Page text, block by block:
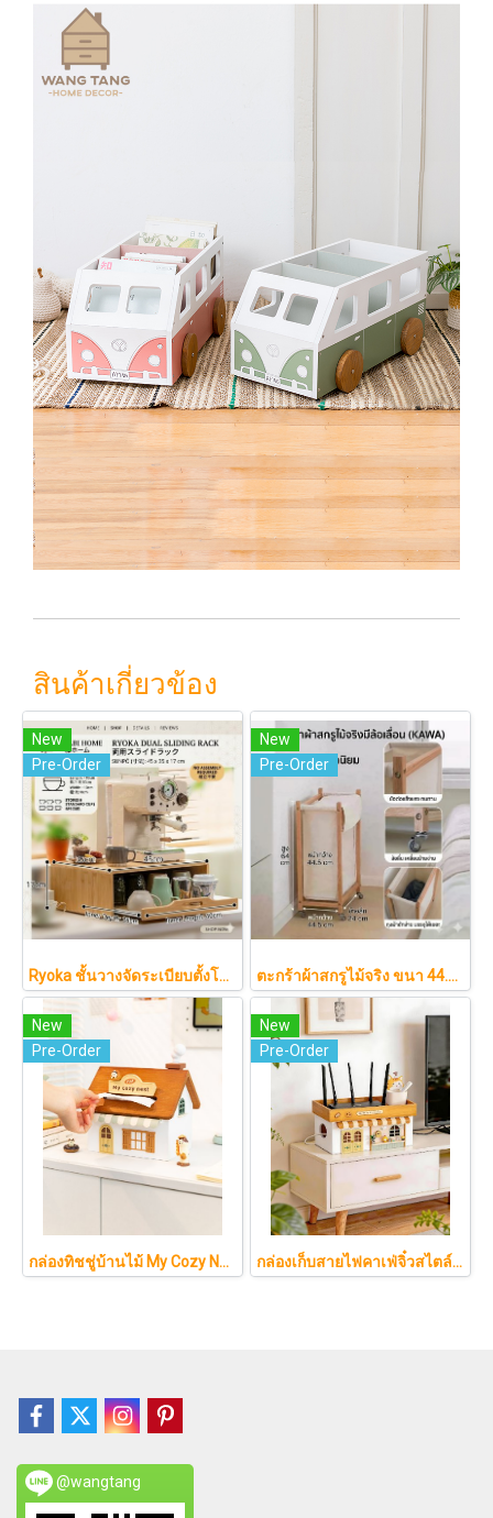
สินค้าเกี่ยวข้อง
New
Pre-Order
Ryoka ชั้นวางจัดระเบียบตั้งโต๊ะ 2 ชั้น สไตล์มินิมอล-ญี่ปุ่น ลิ้นชักเลื่อน ลิ้นชักเก็บแก้ว วัสดุไม้ธรรมชาติ ไม่ต้องประกอบ ประหยัดพื้นที่เคาน์เตอร์
New
Pre-Order
ตะกร้าผ้าสกรูไม้จริง ขนา 44.5cm รุ่น KAWA Minimalist สไตล์ญี่ปุ่นเคลื่อนที่ได้ มีล้อเลื่อน (KAWA)
New
Pre-Order
กล่องทิชชู่บ้านไม้ My Cozy Nest สไตล์มินิมอล นอร์ดิก ของแต่งบ้านรูปบ้าน ขนมปัง เบเกอรี่ กล่องใส่กระดาษทิชชู่แบบตั้งโต๊ะ ฝาเปิดแม่เหล็ก เติมกระดาษง่าย
New
Pre-Order
กล่องเก็บสายไฟคาเฟ่จิ๋วสไตล์ญี่ปุ่นมินิมอล ซ่อนเร้าเตอร์และปลั๊กไฟให้ห้องดูละมุนเหมือนยกคาเฟ่จากโตเกียวมาไว้ที่บ้าน
@wangtang